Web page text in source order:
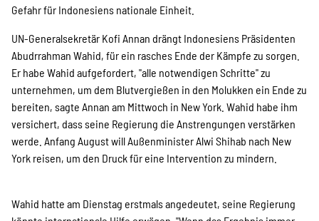
Stellenangebote
Werde Mitglied
Newsletter abonnieren
SPENDEN
Gefahr für Indonesiens nationale Einheit.
UN-Generalsekretär Kofi Annan drängt Indonesiens Präsidenten
Abudrrahman Wahid, für ein rasches Ende der Kämpfe zu sorgen.
Er habe Wahid aufgefordert, "alle notwendigen Schritte" zu
unternehmen, um dem Blutvergießen in den Molukken ein Ende zu
bereiten, sagte Annan am Mittwoch in New York. Wahid habe ihm
versichert, dass seine Regierung die Anstrengungen verstärken
werde. Anfang August will Außenminister Alwi Shihab nach New
York reisen, um den Druck für eine Intervention zu mindern.
Wahid hatte am Dienstag erstmals angedeutet, seine Regierung